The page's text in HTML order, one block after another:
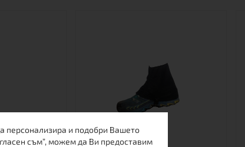
персонализира и подобри Вашето
съм”, можем да Ви предоставим